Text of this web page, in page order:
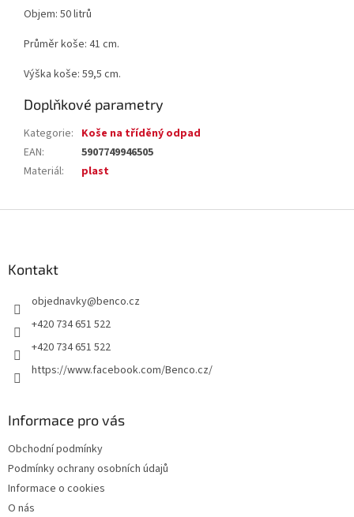
Objem: 50 litrů
Průměr koše: 41 cm.
Výška koše: 59,5 cm.
Doplňkové parametry
Kategorie: Koše na tříděný odpad
EAN:
5907749946505
Materiál: plast
Kontakt
objednavky@benco.cz
+420 734 651 522
+420 734 651 522
https://www.facebook.com/Benco.cz/
Informace pro vás
Obchodní podmínky
Podmínky ochrany osobních údajů
Informace o cookies
O nás